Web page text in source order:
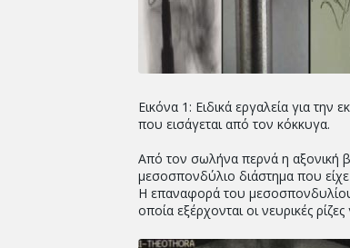
Εικόνα 1: Ειδικά εργαλεία για
που εισάγεται από τον κόκκυγα.
Από τον σωλήνα περνά η αξονική
μεσοσπονδύλιο διάστημα που
Η επαναφορά του
οποία εξέρχονται οι νευρικές